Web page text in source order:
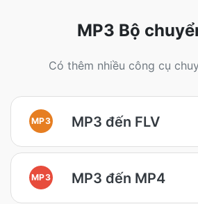
MP3 Bộ
Có thêm nhiều công cụ
MP3 MP3 đến FLV
MP3 MP3 đến MP4